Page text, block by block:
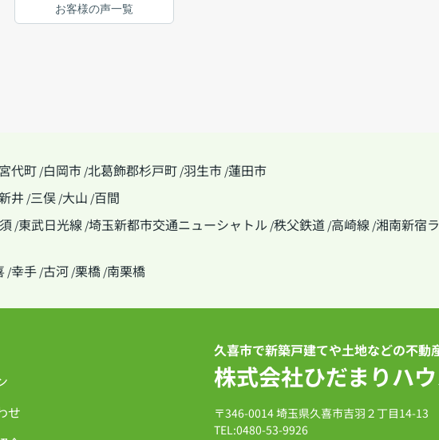
に対応してくれました。とても話しやすい雰囲
気で連絡もすぐ対応してくれるので安心して相
お客様の声一覧
代町 /白岡市 /北葛飾郡杉戸町 /羽生市 /蓮田市
井 /三俣 /大山 /百間
/東武日光線 /埼玉新都市交通ニューシャトル /秩父鉄道 /高崎線 /湘南新宿
/幸手 /古河 /栗橋 /南栗橋
せ
久喜市で新築戸建てや土地などの不動
株式会社ひだまりハ
〒346-0014 埼玉県久喜市吉羽２丁目14-13
TEL:0480-53-9926